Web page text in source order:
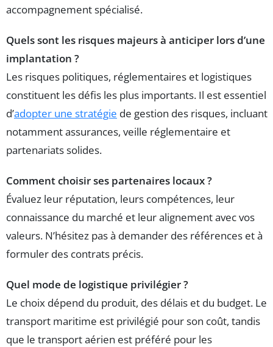
accompagnement spécialisé.
Quels sont les risques majeurs à anticiper lors d’une
implantation ?
Les risques politiques, réglementaires et logistiques
constituent les défis les plus importants. Il est essentiel
d’adopter une stratégie de gestion des risques, incluant
notamment assurances, veille réglementaire et
partenariats solides.
Comment choisir ses partenaires locaux ?
Évaluez leur réputation, leurs compétences, leur
connaissance du marché et leur alignement avec vos
valeurs. N’hésitez pas à demander des références et à
formuler des contrats précis.
Quel mode de logistique privilégier ?
Le choix dépend du produit, des délais et du budget. Le
transport maritime est privilégié pour son coût, tandis
que le transport aérien est préféré pour les